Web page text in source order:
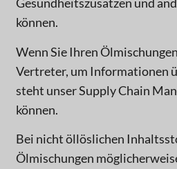
können.
Wenn Sie Ihren
Vertreter, um Informationen
steht unser Supply Chain
können.
Bei nicht öllöslichen
Ölmischungen